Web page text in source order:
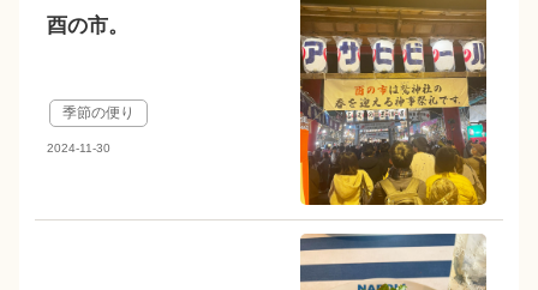
酉の市。
季節の便り
2024-11-30